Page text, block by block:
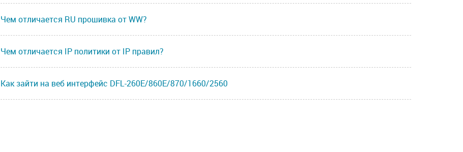
Чем отличается RU прошивка от WW?
Чем отличается IP политики от IP правил?
Как зайти на веб интерфейс DFL-260E/860E/870/1660/2560